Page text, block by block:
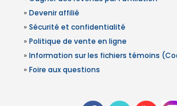
» Devenir affilié
» Sécurité et confidentialité
» Politique de vente en ligne
» Information sur les fichiers témoins
» Foire aux questions